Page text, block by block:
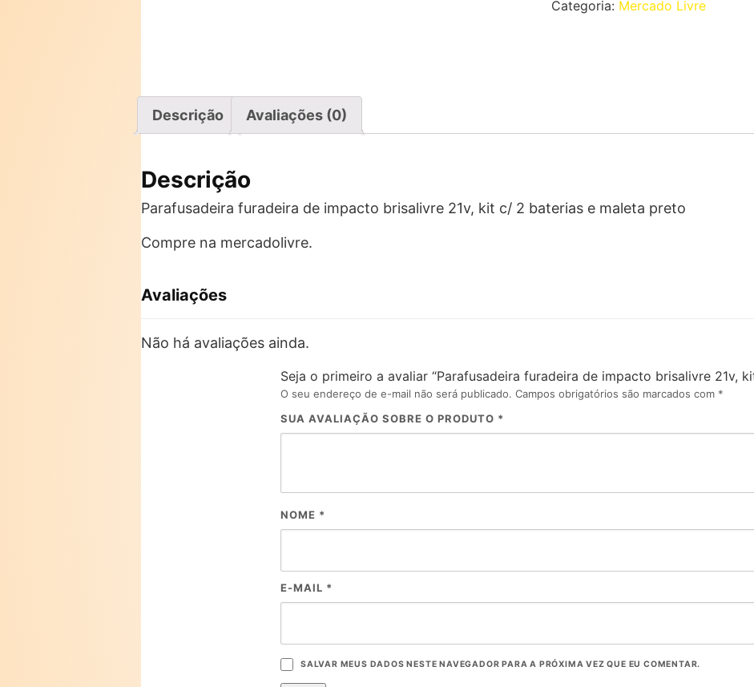
Categoria: Mercado Livre
Descrição Avaliações (0)
Descrição
Parafusadeira furadeira de impacto brisalivre 21v, kit c/ 2 baterias e maleta preto
Compre na mercadolivre.
Avaliações
Não há avaliações ainda.
Seja o primeiro a avaliar “Parafusadeira furadeira de impacto brisalivre 21v,
O seu endereço de e-mail não será publicado. Campos obrigatórios são marcados com *
SUA AVALIAÇÃO SOBRE O PRODUTO *
NOME *
E-MAIL *
SALVAR MEUS DADOS NESTE NAVEGADOR PARA A PRÓXIMA VEZ QUE EU COMENTAR.